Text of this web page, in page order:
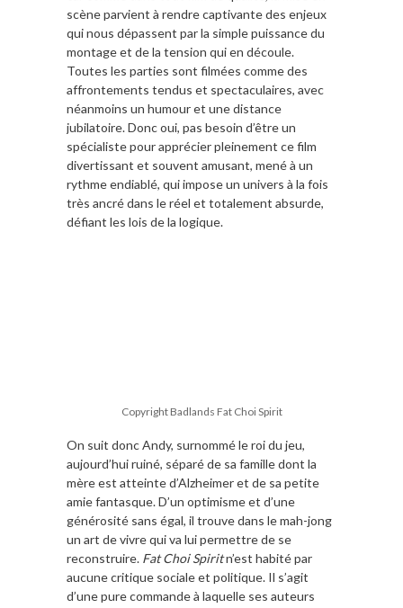
scène parvient à rendre captivante des enjeux
qui nous dépassent par la simple puissance du
montage et de la tension qui en découle.
Toutes les parties sont filmées comme des
affrontements tendus et spectaculaires, avec
néanmoins un humour et une distance
jubilatoire. Donc oui, pas besoin d’être un
spécialiste pour apprécier pleinement ce film
divertissant et souvent amusant, mené à un
rythme endiablé, qui impose un univers à la fois
très ancré dans le réel et totalement absurde,
défiant les lois de la logique.
Copyright Badlands Fat Choi Spirit
On suit donc Andy, surnommé le roi du jeu,
aujourd’hui ruiné, séparé de sa famille dont la
mère est atteinte d’Alzheimer et de sa petite
amie fantasque. D’un optimisme et d’une
générosité sans égal, il trouve dans le mah-jong
un art de vivre qui va lui permettre de se
reconstruire. Fat Choi Spiritn’est habité par
aucune critique sociale et politique. Il s’agit
d’une pure commande à laquelle ses auteurs